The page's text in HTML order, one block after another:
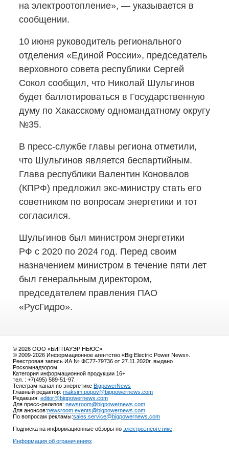
на электроотопление», — указывается в
сообщении.
10 июня руководитель регионального
отделения «Единой России», председатель
верховного совета республики Сергей
Сокол сообщил, что Николай Шульгинов
будет баллотироваться в Государственную
думу по Хакасскому одномандатному округу
№35.
В пресс-службе главы региона отметили,
что Шульгинов является беспартийным.
Глава республики Валентин Коновалов
(КПРФ) предложил экс-министру стать его
советником по вопросам энергетики и тот
согласился.
Шульгинов был министром энергетики
РФ с 2020 по 2024 год. Перед своим
назначением министром в течение пяти лет
был генеральным директором,
председателем правления ПАО
«РусГидро».
© 2026 ООО «БИГПАУЭР НЬЮС».
© 2009-2026 Информационное агентство «Big Electric Power News».
Реестровая запись ИА № ФС77-79736 от 27.11.2020г. выдано
Роскомнадзором.
Категория информационной продукции 16+
тел. : +7(495) 589-51-97.
Телеграм-канал по энергетике BigpowerNews
Главный редактор: maksim.popov@bigpowernews.com
Редакция: editor@bigpowernews.com
Для пресс-релизов: newsroom@bigpowernews.com
Для анонсов:newsroom.events@bigpowernews.com
По вопросам рекламы:sales.service@bigpowernews.com
Подписка на информационные обзоры по электроэнергетике
Информация об ограничениях